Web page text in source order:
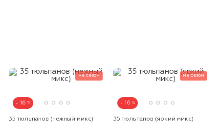
16
не сезон
35 тюльпанов (нежный микс)
16
не сезон
35 тюльпанов (яркий микс)